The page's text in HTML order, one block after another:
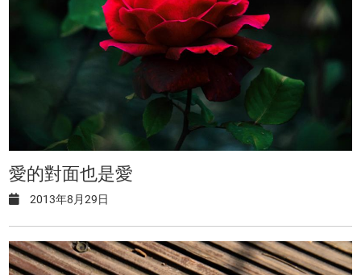
愛的對面也是愛
2013年8月29日